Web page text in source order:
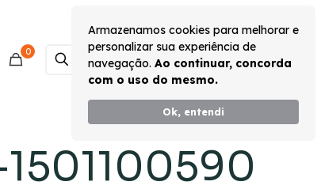
Armazenamos cookies para melhorar e
personalizar sua experiência de
navegação. Ao continuar, concorda
com o uso do mesmo.
Ok, entendi
0 Monte seu Kit